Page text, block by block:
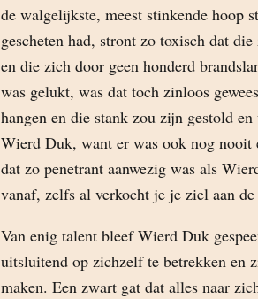
de walgelijkste, meest stinkende hoop
gescheten had, stront zo toxisch dat
en die zich door geen honderd
was gelukt, was dat toch zinloos
hangen en die stank zou zijn gestold
Wierd Duk, want er was ook nog nooit
dat zo penetrant aanwezig was als
vanaf, zelfs al verkocht je je ziel aan
Van enig talent bleef Wierd Duk
uitsluitend op zichzelf te betrekken en
maken. Een zwart gat dat alles naar